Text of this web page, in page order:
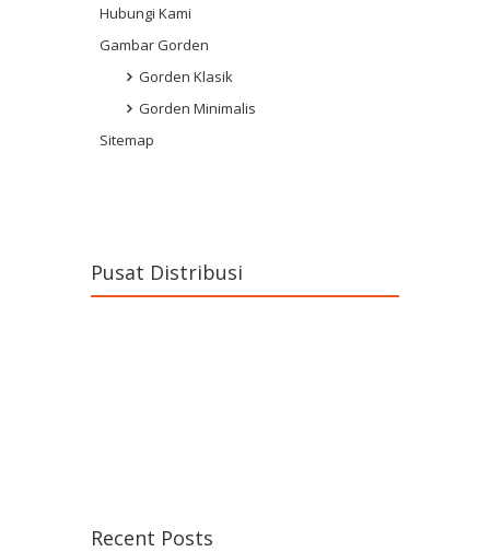
Hubungi Kami
Gambar Gorden
Gorden Klasik
Gorden Minimalis
Sitemap
Pusat Distribusi
Recent Posts